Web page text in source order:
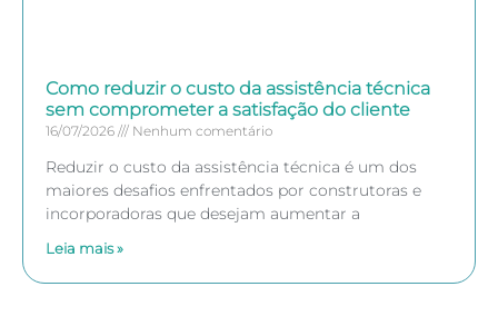
Como reduzir o custo da assistência técnica
sem comprometer a satisfação do cliente
16/07/2026 Nenhum comentário
Reduzir o custo da assistência técnica é um dos
maiores desafios enfrentados por construtoras e
incorporadoras que desejam aumentar a
Leia mais »